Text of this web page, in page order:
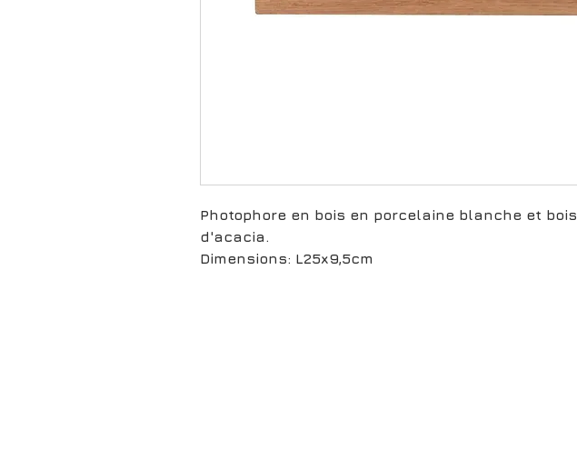
Photophore en bois en porcelaine blanche et bois
d'acacia.
Dimensions: L25x9,5cm